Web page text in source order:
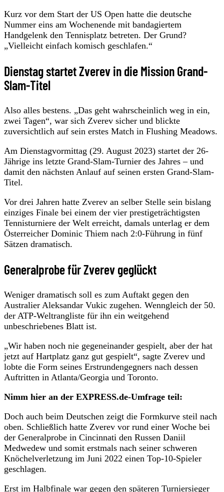
Kurz vor dem Start der US Open hatte die deutsche
Nummer eins am Wochenende mit bandagiertem
Handgelenk den Tennisplatz betreten. Der Grund?
„Vielleicht einfach komisch geschlafen.“
Dienstag startet Zverev in die Mission Grand-
Slam-Titel
Also alles bestens. „Das geht wahrscheinlich weg in ein,
zwei Tagen“, war sich Zverev sicher und blickte
zuversichtlich auf sein erstes Match in Flushing Meadows.
Am Dienstagvormittag (29. August 2023) startet der 26-
Jährige ins letzte Grand-Slam-Turnier des Jahres – und
damit den nächsten Anlauf auf seinen ersten Grand-Slam-
Titel.
Vor drei Jahren hatte Zverev an selber Stelle sein bislang
einziges Finale bei einem der vier prestigeträchtigsten
Tennisturniere der Welt erreicht, damals unterlag er dem
Österreicher Dominic Thiem nach 2:0-Führung in fünf
Sätzen dramatisch.
Generalprobe für Zverev geglückt
Weniger dramatisch soll es zum Auftakt gegen den
Australier Aleksandar Vukic zugehen. Wenngleich der 50.
der ATP-Weltrangliste für ihn ein weitgehend
unbeschriebenes Blatt ist.
„Wir haben noch nie gegeneinander gespielt, aber der hat
jetzt auf Hartplatz ganz gut gespielt“, sagte Zverev und
lobte die Form seines Erstrundengegners nach dessen
Auftritten in Atlanta/Georgia und Toronto.
Nimm hier an der EXPRESS.de-Umfrage teil:
Doch auch beim Deutschen zeigt die Formkurve steil nach
oben. Schließlich hatte Zverev vor rund einer Woche bei
der Generalprobe in Cincinnati den Russen Daniil
Medwedew und somit erstmals nach seiner schweren
Knöchelverletzung im Juni 2022 einen Top-10-Spieler
geschlagen.
Erst im Halbfinale war gegen den späteren Turniersieger